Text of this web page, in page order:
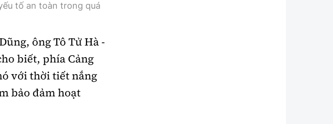
tố an toàn trong quá
ông Tô Tử Hà -
biết, phía Cảng
với thời tiết nắng
bảo đảm hoạt